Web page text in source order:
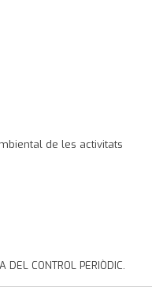
de les activitats
DEL CONTROL PERIÒDIC.